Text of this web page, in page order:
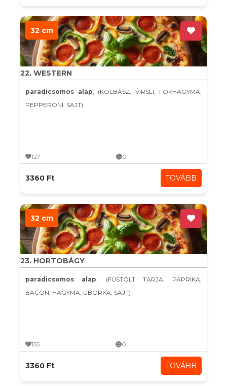
32 cm
22. WESTERN
paradicsomos alap, (KOLBÁSZ, VIRSLI, FOKHAGYMA,
PEPPERONI, SAJT)
127 0
3360 Ft TOVÁBB
32 cm
23. HORTOBÁGY
paradicsomos alap, (FÜSTÖLT TARJA, PAPRIKA,
BACON, HAGYMA, UBORKA, SAJT)
155 0
3360 Ft TOVÁBB